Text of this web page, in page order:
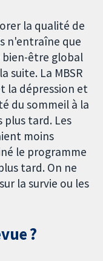
la qualité de
n'entraîne que
bien-être global
suite. La MBSR
la dépression et
du sommeil à la
plus tard. Les
moins
le programme
tard. On ne
la survie ou les
?